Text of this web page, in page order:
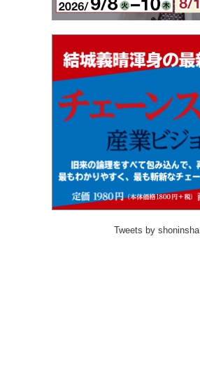
Tweets by shoninsha